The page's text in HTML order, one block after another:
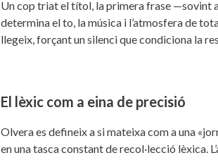
Un cop triat el títol, la primera frase —sovint
determina el to, la música i l’atmosfera de
llegeix, forçant un silenci que condiciona la
El lèxic com a eina de precisió
Olvera es defineix a si mateixa com a una
en una tasca constant de recol·lecció lèxica.